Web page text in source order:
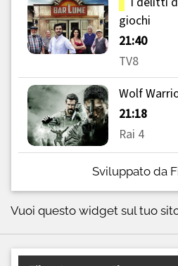
Sviluppato da
Vuoi questo widget sul tuo